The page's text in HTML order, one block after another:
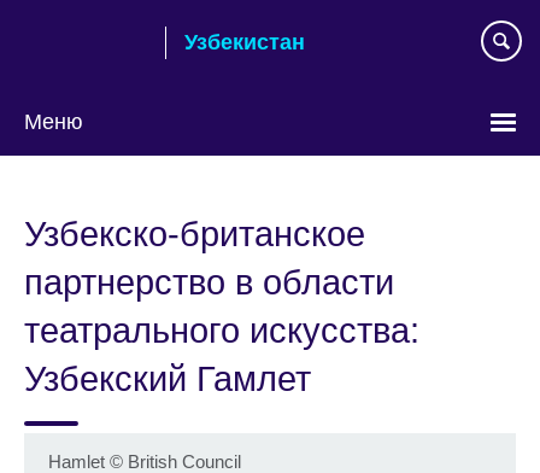
Узбекистан
Меню
language
Узбекско-британское
партнерство в области
театрального искусства:
Узбекский Гамлет
Hamlet © British Council